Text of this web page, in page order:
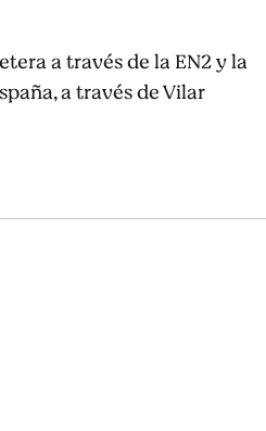
a través de la EN2 y la
a través de Vilar